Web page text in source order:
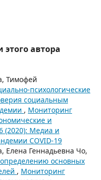
автора
Тимофей
психологические
социальным
, Мониторинг
и
(2020): Медиа и
COVID-19
Геннадьевна Чо,
основных
, Мониторинг